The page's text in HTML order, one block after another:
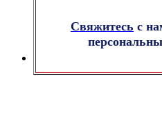
Свяжитесь с